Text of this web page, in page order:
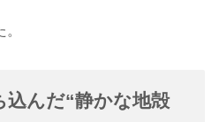
込んだ“静かな地殻